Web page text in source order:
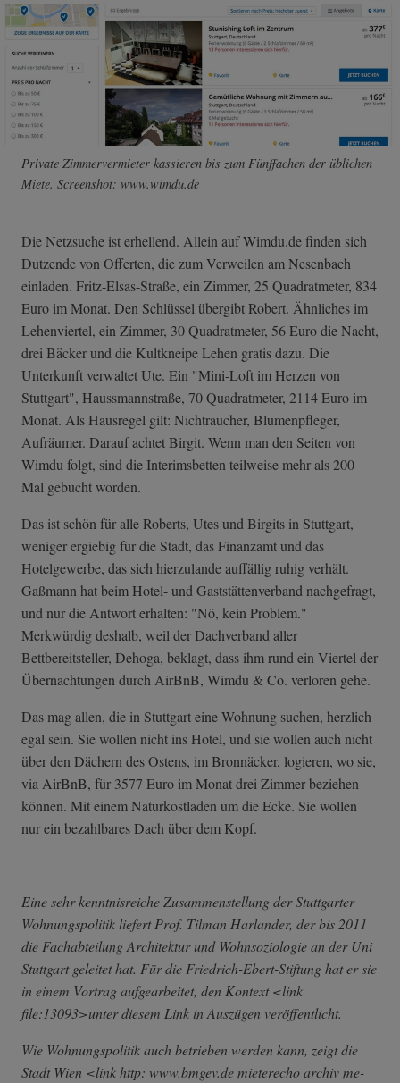
Private Zimmervermieter kassieren bis zum Fünffachen der üblichen
Miete. Screenshot: www.wimdu.de
Die Netzsuche ist erhellend. Allein auf Wimdu.de finden sich
Dutzende von Offerten, die zum Verweilen am Nesenbach
einladen. Fritz-Elsas-Straße, ein Zimmer, 25 Quadratmeter, 834
Euro im Monat. Den Schlüssel übergibt Robert. Ähnliches im
Lehenviertel, ein Zimmer, 30 Quadratmeter, 56 Euro die Nacht,
drei Bäcker und die Kultkneipe Lehen gratis dazu. Die
Unterkunft verwaltet Ute. Ein "Mini-Loft im Herzen von
Stuttgart", Haussmannstraße, 70 Quadratmeter, 2114 Euro im
Monat. Als Hausregel gilt: Nichtraucher, Blumenpfleger,
Aufräumer. Darauf achtet Birgit. Wenn man den Seiten von
Wimdu folgt, sind die Interimsbetten teilweise mehr als 200
Mal gebucht worden.
Das ist schön für alle Roberts, Utes und Birgits in Stuttgart,
weniger ergiebig für die Stadt, das Finanzamt und das
Hotelgewerbe, das sich hierzulande auffällig ruhig verhält.
Gaßmann hat beim Hotel- und Gaststättenverband nachgefragt,
und nur die Antwort erhalten: "Nö, kein Problem."
Merkwürdig deshalb, weil der Dachverband aller
Bettbereitsteller, Dehoga, beklagt, dass ihm rund ein Viertel der
Übernachtungen durch AirBnB, Wimdu & Co. verloren gehe.
Das mag allen, die in Stuttgart eine Wohnung suchen, herzlich
egal sein. Sie wollen nicht ins Hotel, und sie wollen auch nicht
über den Dächern des Ostens, im Bronnäcker, logieren, wo sie,
via AirBnB, für 3577 Euro im Monat drei Zimmer beziehen
können. Mit einem Naturkostladen um die Ecke. Sie wollen
nur ein bezahlbares Dach über dem Kopf.
Eine sehr kenntnisreiche Zusammenstellung der Stuttgarter
Wohnungspolitik liefert Prof. Tilman Harlander, der bis 2011
die Fachabteilung Architektur und Wohnsoziologie an der Uni
Stuttgart geleitet hat. Für die Friedrich-Ebert-Stiftung hat er sie
in einem Vortrag aufgearbeitet, den Kontext <link
file:13093>unter diesem Link in Auszügen veröffentlicht.
Wie Wohnungspolitik auch betrieben werden kann, zeigt die
Stadt Wien <link http: www.bmgev.de mieterecho archiv me-